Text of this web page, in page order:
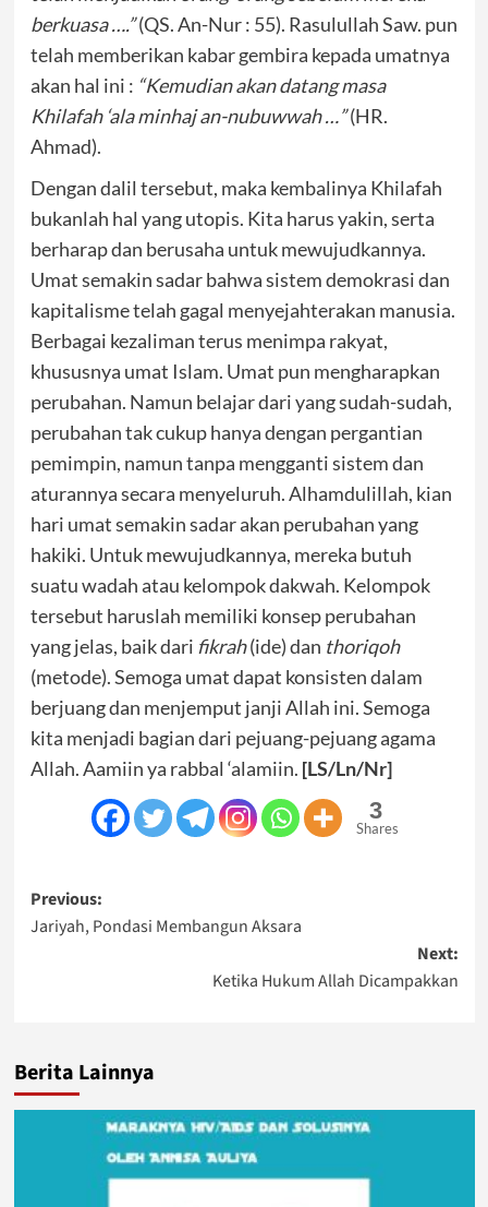
berkuasa ….”(QS. An-Nur : 55). Rasulullah Saw. pun
telah memberikan kabar gembira kepada umatnya
akan hal ini : “Kemudian akan datang masa
Khilafah ‘ala minhaj an-nubuwwah …”(HR.
Ahmad).
Dengan dalil tersebut, maka kembalinya Khilafah
bukanlah hal yang utopis. Kita harus yakin, serta
berharap dan berusaha untuk mewujudkannya.
Umat semakin sadar bahwa sistem demokrasi dan
kapitalisme telah gagal menyejahterakan manusia.
Berbagai kezaliman terus menimpa rakyat,
khususnya umat Islam. Umat pun mengharapkan
perubahan. Namun belajar dari yang sudah-sudah,
perubahan tak cukup hanya dengan pergantian
pemimpin, namun tanpa mengganti sistem dan
aturannya secara menyeluruh. Alhamdulillah, kian
hari umat semakin sadar akan perubahan yang
hakiki. Untuk mewujudkannya, mereka butuh
suatu wadah atau kelompok dakwah. Kelompok
tersebut haruslah memiliki konsep perubahan
yang jelas, baik dari fikrah(ide) dan thoriqoh
(metode). Semoga umat dapat konsisten dalam
berjuang dan menjemput janji Allah ini. Semoga
kita menjadi bagian dari pejuang-pejuang agama
Allah. Aamiin ya rabbal ‘alamiin. [LS/Ln/Nr]
3
Shares
Post
navigation
Previous:
Jariyah, Pondasi Membangun Aksara
Next:
Ketika Hukum Allah Dicampakkan
Berita Lainnya